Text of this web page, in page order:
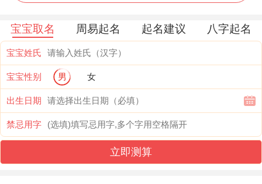
7. 2026年12月20日·农历冬月十二·乙丑·煞
南：宜纳采、订婚、祭祀、祈福、开光、出
火、出行,母仓吉星值日;福泽深厚。
8. 2026年12月23日·农历冬月十五·戊辰·煞
西:宜安床、架马、祭祀、开光、出行,司命
吉神当值；夜间需谨慎。
宝宝取名 周易起名 起名建议 八字起名
宝宝姓氏
宝宝性别 男 女
出生日期
禁忌用字
立即测算